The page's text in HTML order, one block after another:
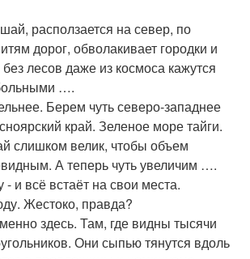
расползается на север, по
дорог, обволакивает городки и
лесов даже из космоса кажутся
….
Берем чуть северо-западнее
край. Зеленое море тайги.
слишком велик, чтобы объем
А теперь чуть увеличим ….
- и всё встаёт на свои места.
Жестоко, правда?
здесь. Там, где видны тысячи
Они сыпью тянутся вдоль